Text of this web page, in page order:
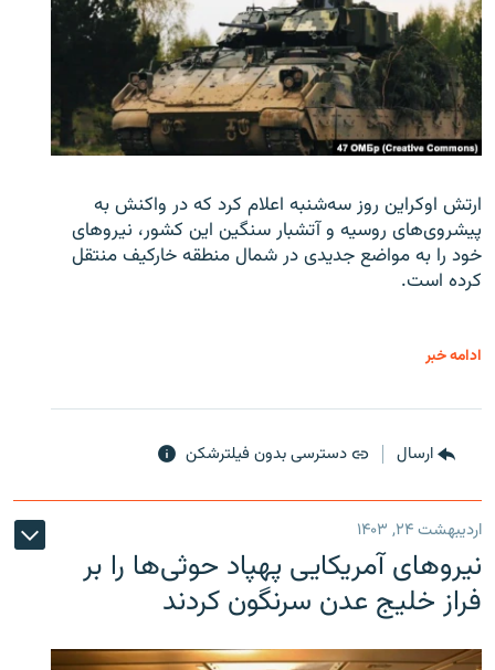
ارتش اوکراین روز سه‌شنبه اعلام کرد که در واکنش به
پیشروی‌های روسیه و آتشبار سنگین این کشور، نیروهای
خود را به مواضع جدیدی در شمال منطقه خارکیف منتقل
کرده است.
ادامه خبر
ارسال دسترسی بدون فیلترشکن
اردیبهشت ۲۴, ۱۴۰۳
نیروهای آمریکایی پهپاد حوثی‌ها را بر
فراز خلیج عدن سرنگون کردند